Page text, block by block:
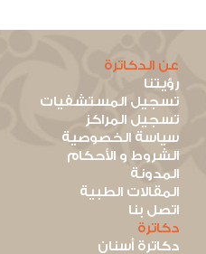
عن الدكاترة
رؤيتنا
تسجيل المستشفيات
تسجيل المراكز
سياسة الخصوصية
الشروط و الأحكام
المدونة
المقالات الطبية
اتصل بنا
دكاترة
دكاترة أسنان